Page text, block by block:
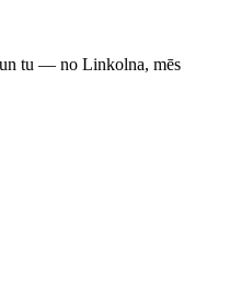
tu — no Linkolna, mēs